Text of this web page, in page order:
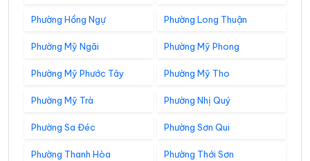
Phường Hồng Ngự Phường Long Thuận
Phường Mỹ Ngãi Phường Mỹ Phong
Phường Mỹ Phước Tây Phường Mỹ Tho
Phường Mỹ Trà Phường Nhị Quý
Phường Sa Đéc Phường Sơn Qui
Phường Thanh Hòa Phường Thới Sơn